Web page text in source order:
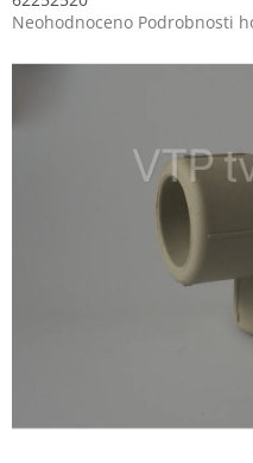
Průměrné
produktu
Neohodnoceno Podrobnosti